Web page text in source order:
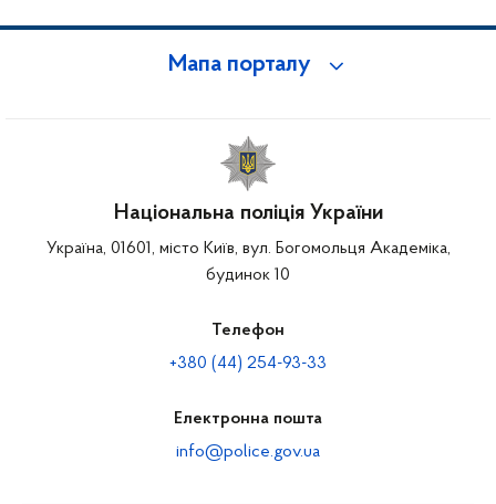
Мапа порталу
Національна поліція України
Україна, 01601, місто Київ, вул. Богомольця Академіка,
будинок 10
Телефон
+380 (44) 254-93-33
Електронна пошта
info@police.gov.ua